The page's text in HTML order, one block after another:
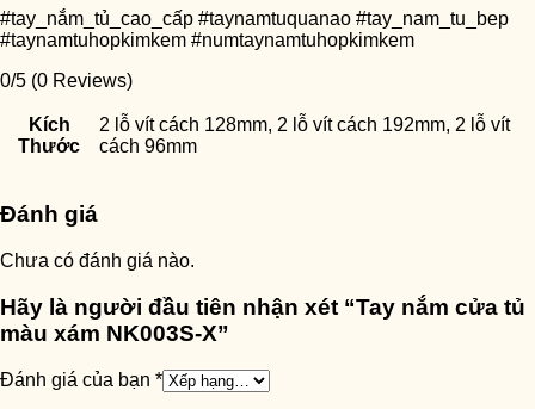
#tay_nắm_tủ_cao_cấp #taynamtuquanao #tay_nam_tu_bep
#taynamtuhopkimkem #numtaynamtuhopkimkem
0/5 (0 Reviews)
Kích
Thước
2 lỗ vít cách 128mm, 2 lỗ vít cách 192mm, 2 lỗ vít
cách 96mm
Đánh giá
Chưa có đánh giá nào.
Hãy là người đầu tiên nhận xét “Tay nắm cửa tủ
màu xám NK003S-X”
Đánh giá của bạn *